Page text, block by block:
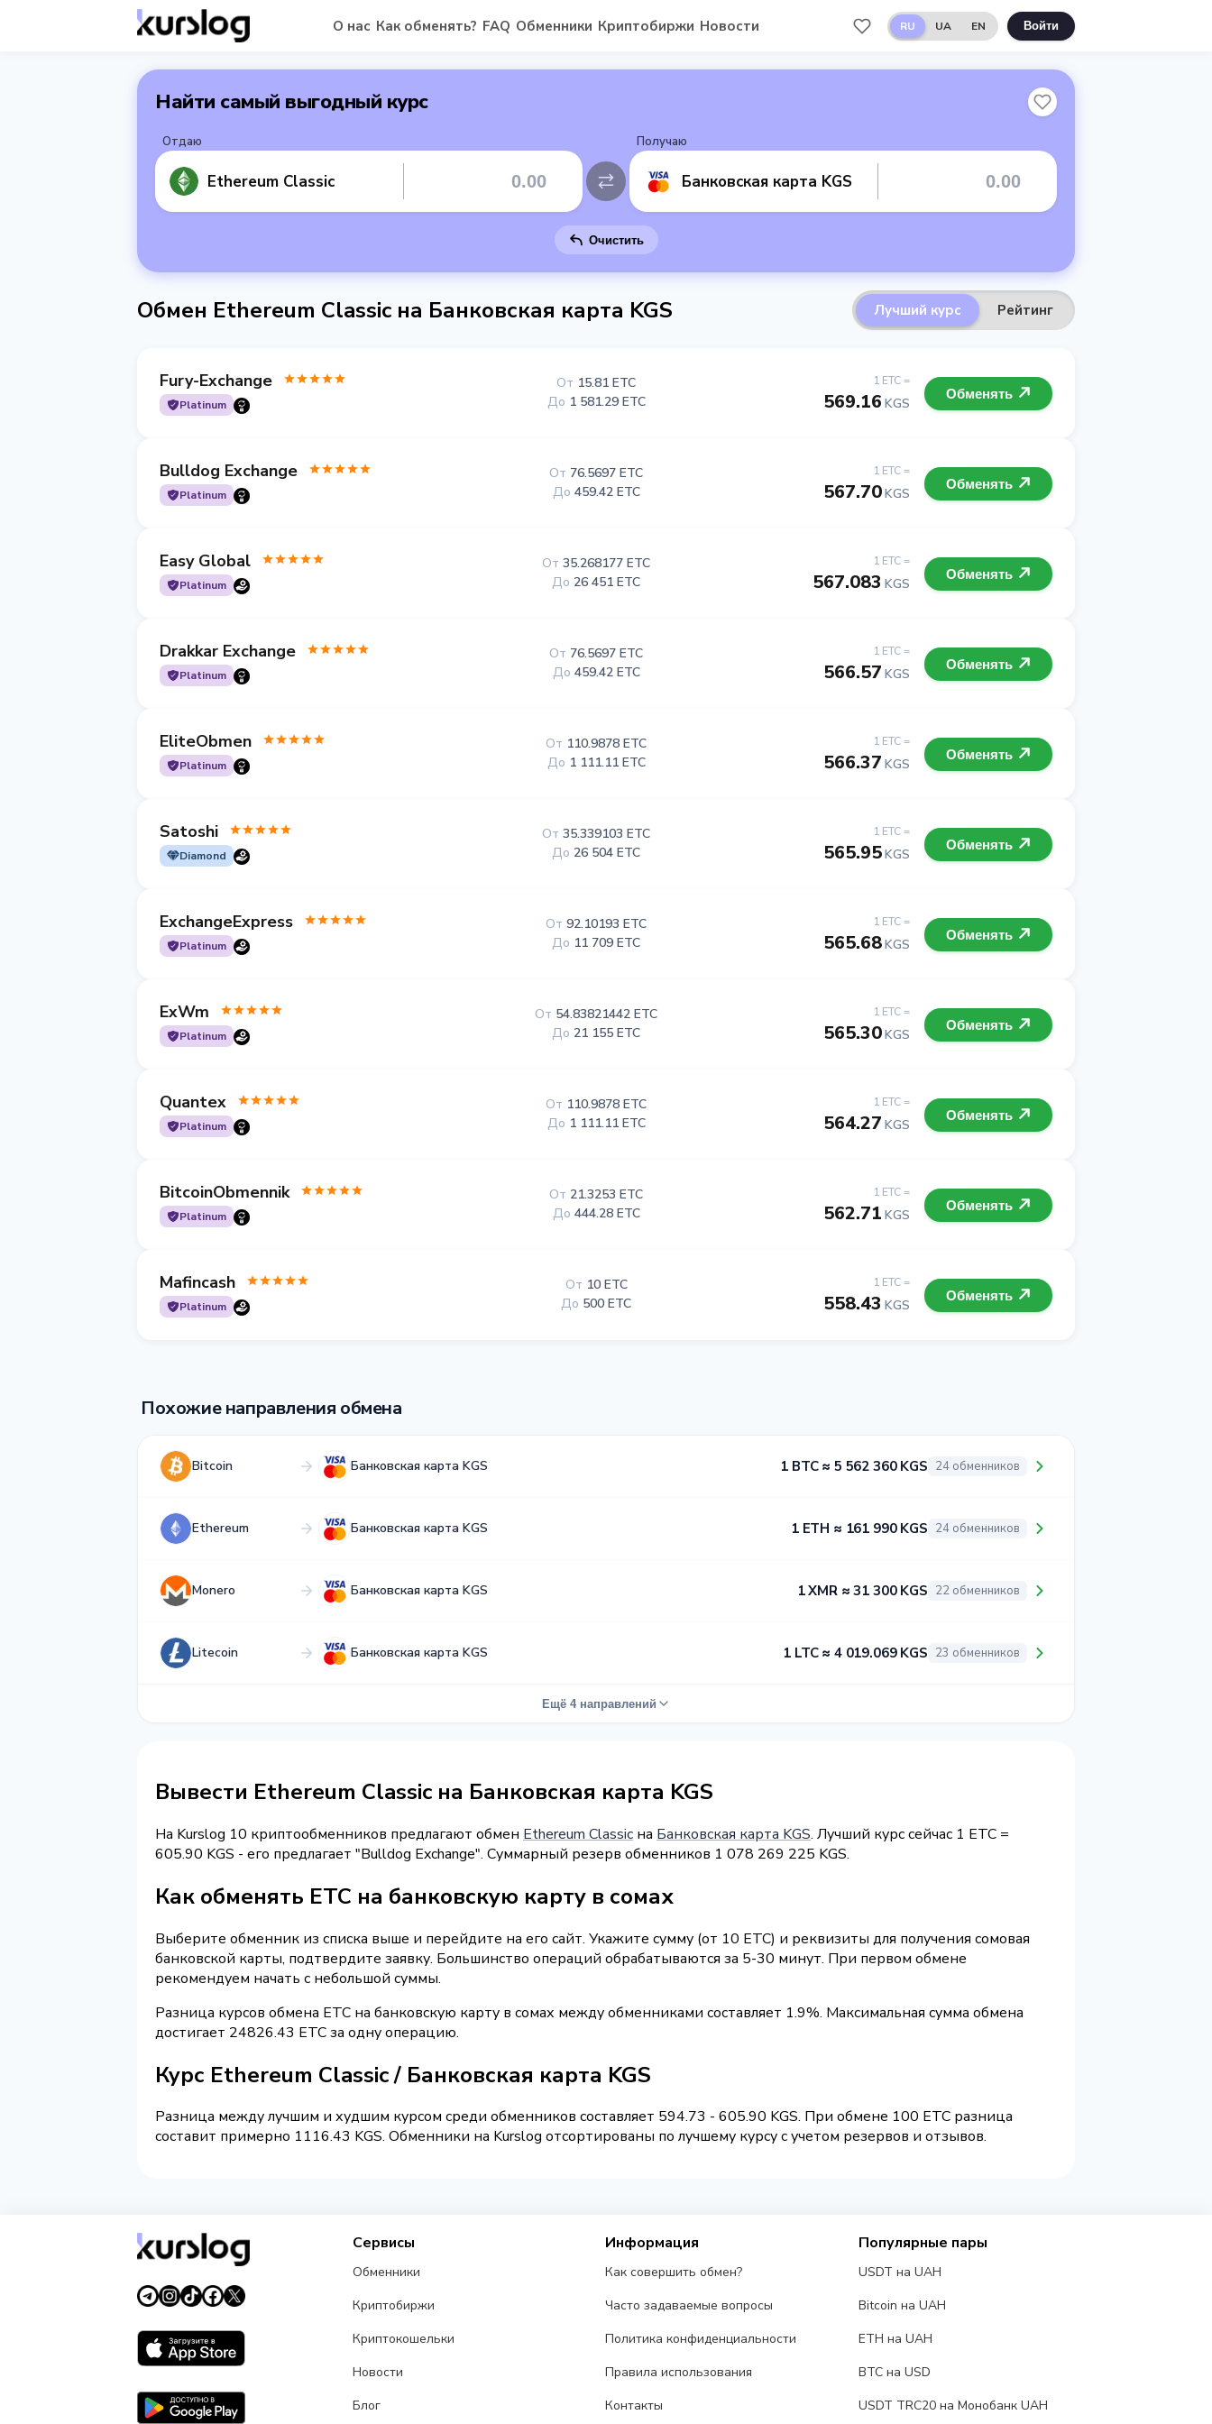
О нас Как обменять? FAQ Обменники Криптобиржи Новости RU UA EN Войти
Найти самый выгодный курс
Отдаю
Ethereum Classic
Получаю
Банковская карта KGS
Очистить
Обмен Ethereum Classic на Банковская карта KGS Лучший курс Рейтинг
Fury-Exchange
Platinum
1 ETC =
569.16 KGS
От 15.81 ETC
До 1 581.29 ETC Обменять
Bulldog Exchange
Platinum
1 ETC =
567.70KGS
От 76.5697 ETC
До 459.42 ETC Обменять
Easy Global
Platinum
1 ETC =
567.083 KGS
От 35.268177 ETC
До 26 451 ETC Обменять
Drakkar Exchange
Platinum
1 ETC =
566.57 KGS
От 76.5697 ETC
До 459.42 ETC Обменять
EliteObmen
Platinum
1 ETC =
566.37 KGS
От 110.9878 ETC
До 1 111.11 ETC Обменять
Satoshi
Diamond
1 ETC =
565.95KGS
От 35.339103 ETC
До 26 504 ETC Обменять
ExchangeExpress
Platinum
1 ETC =
565.68KGS
От 92.10193 ETC
До 11 709 ETC Обменять
ExWm
Platinum
1 ETC =
565.30KGS
От 54.83821442 ETC
До 21 155 ETC Обменять
Quantex
Platinum
1 ETC =
564.27 KGS
От 110.9878 ETC
До 1 111.11 ETC Обменять
BitcoinObmennik
Platinum
1 ETC =
562.71 KGS
От 21.3253 ETC
До 444.28 ETC Обменять
Mafincash
Platinum
1 ETC =
558.43 KGS
От 10 ETC
До 500 ETC Обменять
Похожие направления обмена
Bitcoin Банковская карта KGS 1 BTC ≈ 5 562 360 KGS 24 обменников
Ethereum Банковская карта KGS 1 ETH ≈ 161 990 KGS 24 обменников
Monero Банковская карта KGS 1 XMR ≈ 31 300 KGS 22 обменников
Litecoin Банковская карта KGS 1 LTC ≈ 4 019.069 KGS 23 обменников
Ещё 4 направлений
Вывести Ethereum Classic на Банковская карта KGS
На Kurslog 10 криптообменников предлагают обмен Ethereum Classic на Банковская карта KGS. Лучший курс сейчас 1 ETC =
605.90 KGS - его предлагает "Bulldog Exchange". Суммарный резерв обменников 1 078 269 225 KGS.
Как обменять ETC на банковскую карту в сомах
Выберите обменник из списка выше и перейдите на его сайт. Укажите сумму (от 10 ETC) и реквизиты для получения сомовая
банковской карты, подтвердите заявку. Большинство операций обрабатываются за 5-30 минут. При первом обмене
рекомендуем начать с небольшой суммы.
Разница курсов обмена ETC на банковскую карту в сомах между обменниками составляет 1.9%. Максимальная сумма обмена
достигает 24826.43 ETC за одну операцию.
Курс Ethereum Classic / Банковская карта KGS
Разница между лучшим и худшим курсом среди обменников составляет 594.73 - 605.90 KGS. При обмене 100 ETC разница
составит примерно 1116.43 KGS. Обменники на Kurslog отсортированы по лучшему курсу с учетом резервов и отзывов.
Сервисы
Обменники
Криптобиржи
Криптокошельки
Новости
Блог
Информация
Как совершить обмен?
Часто задаваемые вопросы
Политика конфиденциальности
Правила использования
Контакты
Популярные пары
USDT на UAH
Bitcoin на UAH
ETH на UAH
BTC на USD
USDT TRC20 на Монобанк UAH